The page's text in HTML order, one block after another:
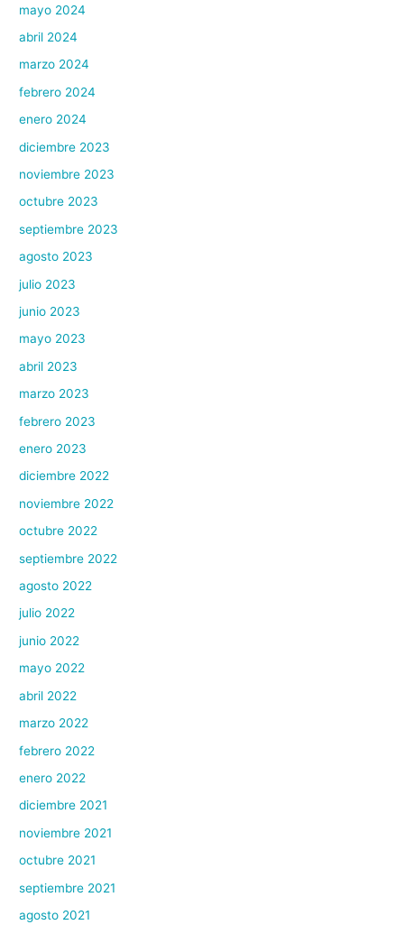
mayo 2024
abril 2024
marzo 2024
febrero 2024
enero 2024
diciembre 2023
noviembre 2023
octubre 2023
septiembre 2023
agosto 2023
julio 2023
junio 2023
mayo 2023
abril 2023
marzo 2023
febrero 2023
enero 2023
diciembre 2022
noviembre 2022
octubre 2022
septiembre 2022
agosto 2022
julio 2022
junio 2022
mayo 2022
abril 2022
marzo 2022
febrero 2022
enero 2022
diciembre 2021
noviembre 2021
octubre 2021
septiembre 2021
agosto 2021